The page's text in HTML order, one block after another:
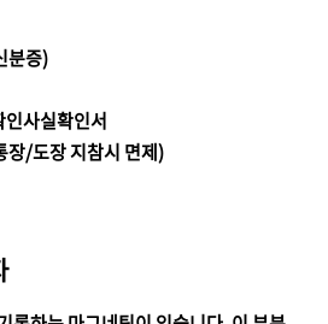
분증)
사실확인서
장/도장 지참시 면제)